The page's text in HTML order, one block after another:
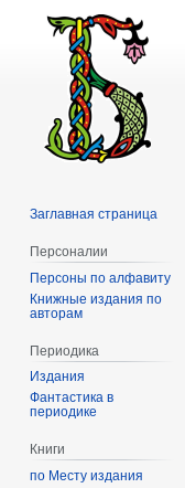
Заглавная страница
Персоналии
Персоны по алфавиту
Книжные издания по
авторам
Периодика
Издания
Фантастика в
периодике
Книги
по Месту издания